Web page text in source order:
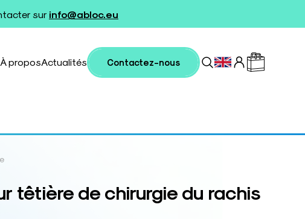
sur info@abloc.eu
À proposActualités Contactez-nous
têtière de chirurgie du rachis